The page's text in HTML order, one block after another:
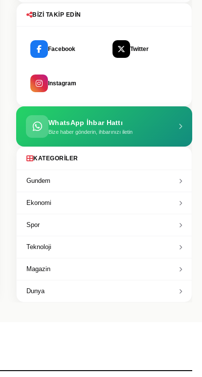
BIZI TAKIP EDIN
Facebook Twitter
Instagram
WhatsApp İhbar Hattı
Bize haber gönderin, ihbarınızı iletin
KATEGORILER
Gundem
Ekonomi
Spor
Teknoloji
Magazin
Dunya